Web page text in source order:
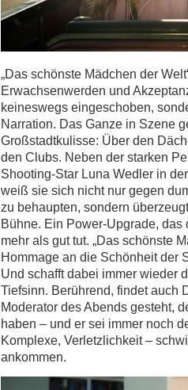
„Das schönste Mädchen der
Erwachsenwerden und
keineswegs eingeschoben,
Narration. Das Ganze in Szene
Großstadtkulisse: Über den
den Clubs. Neben der starken
Shooting-Star Luna Wedler in
weiß sie sich nicht nur gegen
zu behaupten, sondern
Bühne. Ein Power-Upgrade,
mehr als gut tut. „Das schönste
Hommage an die Schönheit der
Und schafft dabei immer wieder
Tiefsinn. Berührend, findet auch
Moderator des Abends gesteht,
haben – und er sei immer noch
Komplexe, Verletzlichkeit –
ankommen.